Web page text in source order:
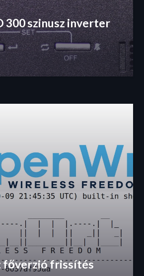
300 szinusz inverter
főverzió frissítés